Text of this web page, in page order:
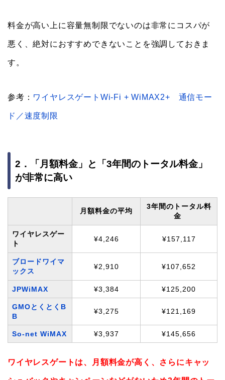
料金が高い上に容量無制限でないのは非常にコスパが
悪く、絶対におすすめできないことを強調しておきま
す。
参考： ワイヤレスゲートWi-Fi + WiMAX2+ 通信モー
ド／速度制限
2．「月額料金」と「3年間のトータル料金」
が非常に高い
月額料金の平均
3年間のトータル料
金
ワイヤレスゲー
ト
¥4,246 ¥157,117
ブロードワイマ
ックス
¥2,910 ¥107,652
JPWiMAX ¥3,384 ¥125,200
GMOとくとくB
B
¥3,275 ¥121,169
So-net WiMAX ¥3,937 ¥145,656
ワイヤレスゲートは、月額料金が高く、さらにキャッ